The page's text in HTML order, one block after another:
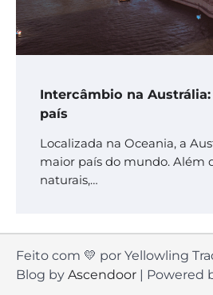
Intercâmbio na
país
Localizada na Oceania, a
maior país do mundo. Além
naturais,…
Feito com 💛 por Yellowling
Blog by Ascendoor | Powered